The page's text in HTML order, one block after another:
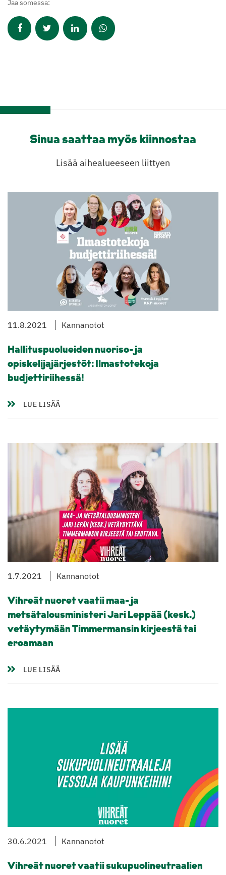
Jaa somessa:
Sinua saattaa myös kiinnostaa
Lisää aihealueeseen liittyen
11.8.2021 Kannanotot
Hallituspuolueiden nuoriso- ja
opiskelijajärjestöt: Ilmastotekoja
budjettiriihessä!
LUE LISÄÄ
1.7.2021 Kannanotot
Vihreät nuoret vaatii maa- ja
metsätalousministeri Jari Leppää (kesk.)
vetäytymään Timmermansin kirjeestä tai
eroamaan
LUE LISÄÄ
30.6.2021 Kannanotot
Vihreät nuoret vaatii sukupuolineutraalien